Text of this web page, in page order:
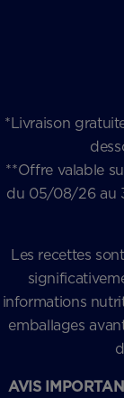
*Livraison
**Offre valable
du 05/08/26 au
Les recettes
informations
emballages
AVIS